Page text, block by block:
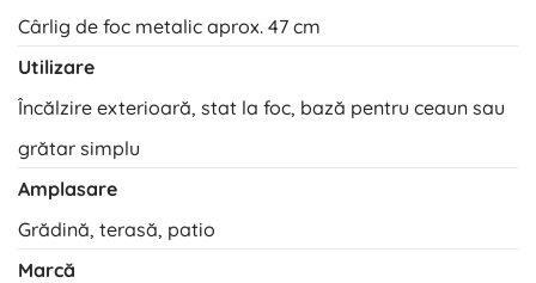
Cârlig de foc metalic aprox. 47 cm
Utilizare
Încălzire exterioară, stat la foc, bază pentru ceaun sau
grătar simplu
Amplasare
Grădină, terasă, patio
Marcă